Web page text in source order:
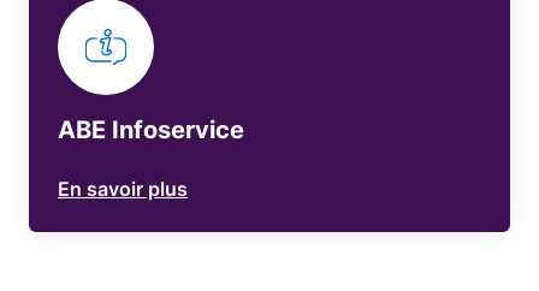
ABE Infoservice
En savoir plus